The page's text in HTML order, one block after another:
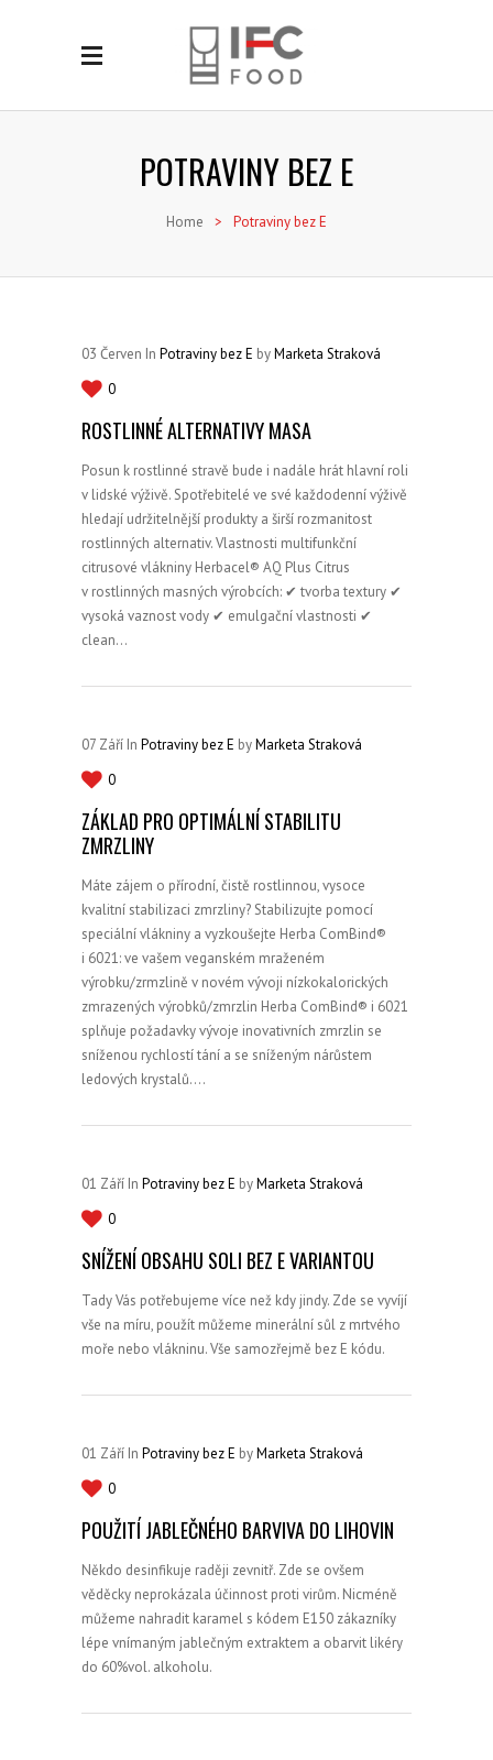
POTRAVINY BEZ E
Home > Potraviny bez E
03 Červen In Potraviny bez E byMarketa Straková
0
ROSTLINNÉ ALTERNATIVY MASA
Posun k rostlinné stravě bude i nadále hrát hlavní roli
v lidské výživě. Spotřebitelé ve své každodenní výživě
hledají udržitelnější produkty a širší rozmanitost
rostlinných alternativ. Vlastnosti multifunkční
citrusové vlákniny Herbacel® AQ Plus Citrus
v rostlinných masných výrobcích: ✔ tvorba textury ✔
vysoká vaznost vody ✔ emulgační vlastnosti ✔
clean…
07 Září In Potraviny bez E byMarketa Straková
0
ZÁKLAD PRO OPTIMÁLNÍ STABILITU
ZMRZLINY
Máte zájem o přírodní, čistě rostlinnou, vysoce
kvalitní stabilizaci zmrzliny? Stabilizujte pomocí
speciální vlákniny a vyzkoušejte Herba ComBind®
i 6021: ve vašem veganském mraženém
výrobku/zrmzlině v novém vývoji nízkokalorických
zmrazených výrobků/zmrzlin Herba ComBind® i 6021
splňuje požadavky vývoje inovativních zmrzlin se
sníženou rychlostí tání a se sníženým nárůstem
ledových krystalů….
01 Září In Potraviny bez E byMarketa Straková
0
SNÍŽENÍ OBSAHU SOLI BEZ E VARIANTOU
Tady Vás potřebujeme více než kdy jindy. Zde se vyvíjí
vše na míru, použít můžeme minerální sůl z mrtvého
moře nebo vlákninu. Vše samozřejmě bez E kódu.
01 Září In Potraviny bez E byMarketa Straková
0
POUŽITÍ JABLEČNÉHO BARVIVA DO LIHOVIN
Někdo desinfikuje raději zevnitř. Zde se ovšem
věděcky neprokázala účinnost proti virům. Nicméně
můžeme nahradit karamel s kódem E150 zákazníky
lépe vnímaným jablečným extraktem a obarvit likéry
do 60%vol. alkoholu.